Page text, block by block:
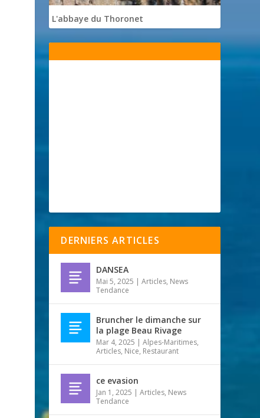
L'abbaye du Thoronet
DERNIERS ARTICLES
DANSEA
Mai 5, 2025 |Articles, News
Tendance
Bruncher le dimanche sur
la plage Beau Rivage
Mar 4, 2025 |Alpes-Maritimes,
Articles, Nice, Restaurant
ce evasion
Jan 1, 2025 |Articles, News
Tendance